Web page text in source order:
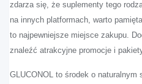
zdarza się, że suplementy tego
na innych platformach, warto
to najpewniejsze miejsce zakupu.
znaleźć atrakcyjne promocje i
GLUCONOL to środek o naturalnym